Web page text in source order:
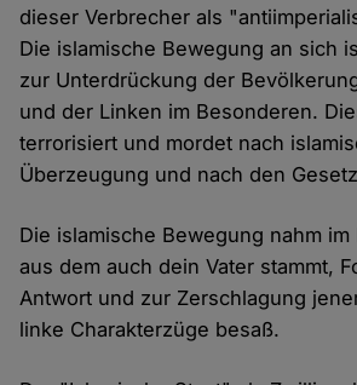
dieser Verbrecher als
Die islamische Bewegung an sich
zur Unterdrückung der
und der Linken im Besonderen.
terrorisiert und mordet nach
Überzeugung und nach den
Die islamische Bewegung nahm im
aus dem auch dein Vater stammt,
Antwort und zur Zerschlagung
linke Charakterzüge besaß.